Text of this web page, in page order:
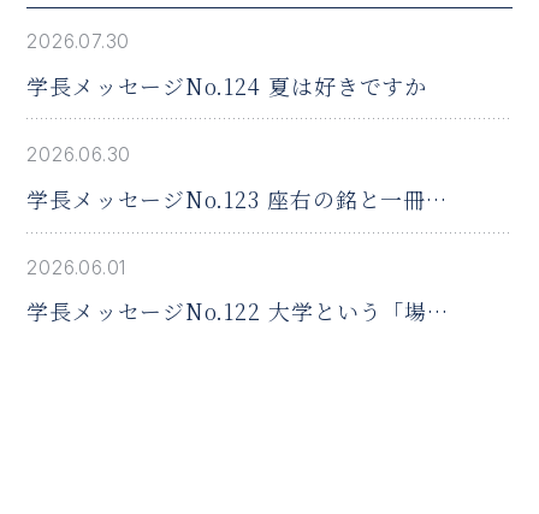
2026.07.30
学長メッセージNo.124 夏は好きですか
2026.06.30
学長メッセージNo.123 座右の銘と一冊の
本
2026.06.01
学長メッセージNo.122 大学という「場」